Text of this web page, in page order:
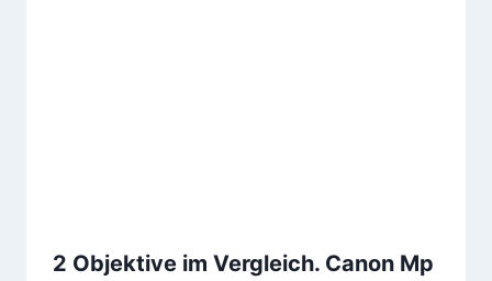
2 Objektive im Vergleich. Canon Mp